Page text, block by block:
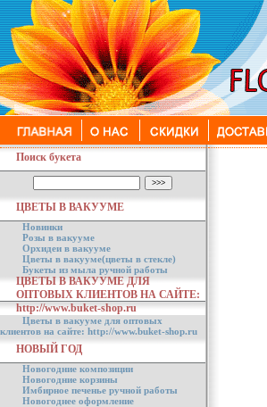
Поиск букета
ЦВЕТЫ В ВАКУУМЕ
Новинки
Розы в вакууме
Орхидеи в вакууме
Цветы в вакууме(цветы в стекле)
Букеты из мыла ручной работы
ЦВЕТЫ В ВАКУУМЕ ДЛЯ
ОПТОВЫХ КЛИЕНТОВ НА САЙТЕ:
http://www.buket-shop.ru
Цветы в вакууме для оптовых
клиентов на сайте: http://www.buket-shop.ru
НОВЫЙ ГОД
Новогодние композиции
Новогодние корзины
Имбирное печенье ручной работы
Новогоднее оформление